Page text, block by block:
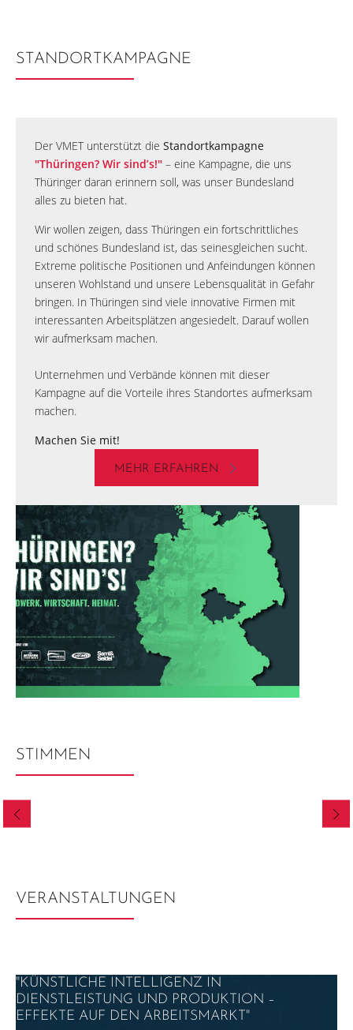
STANDORTKAMPAGNE
Der VMET unterstützt die Standortkampagne
"Thüringen? Wir sind’s!" – eine Kampagne, die uns
Thüringer daran erinnern soll, was unser Bundesland
alles zu bieten hat.
Wir wollen zeigen, dass Thüringen ein fortschrittliches
und schönes Bundesland ist, das seinesgleichen sucht.
Extreme politische Positionen und Anfeindungen können
unseren Wohlstand und unsere Lebensqualität in Gefahr
bringen. In Thüringen sind viele innovative Firmen mit
interessanten Arbeitsplätzen angesiedelt. Darauf wollen
wir aufmerksam machen.
Unternehmen und Verbände können mit dieser
Kampagne auf die Vorteile ihres Standortes aufmerksam
machen.
Machen Sie mit!
MEHR ERFAHREN
STIMMEN
VERANSTALTUNGEN
"KÜNSTLICHE INTELLIGENZ IN
DIENSTLEISTUNG UND PRODUKTION –
EFFEKTE AUF DEN ARBEITSMARKT"